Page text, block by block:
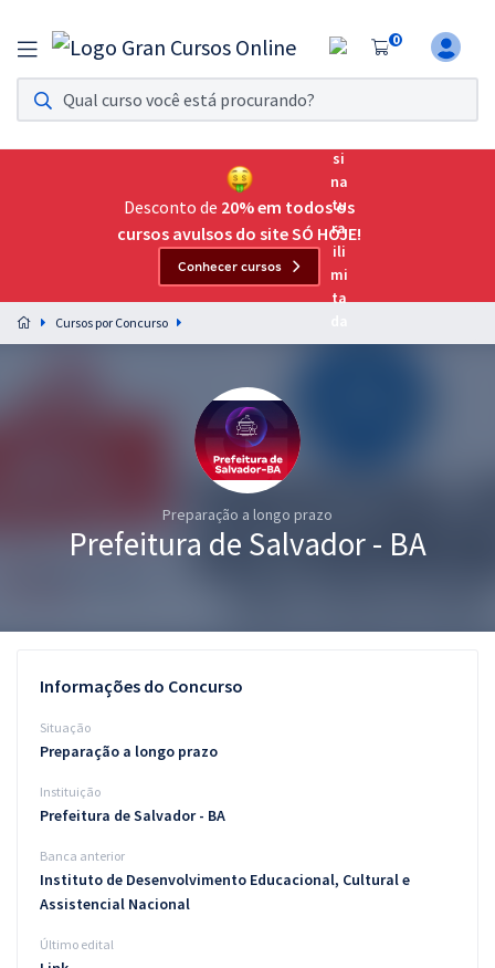
0
Assinatura Ilimitada 11
Acesso a todos os cursos. Teste grátis por 7 dias!
Assinatura OAB Até Passar
Acesso ilimitado a toda preparação para o Exame da
Preparação completa e intensiva para as principais
residências em saúde do Brasil
Graduação
Questões grátis
Blog
Aprovados
Desconto de 20% em todos os
cursos avulsos do site SÓ HOJE!
Conhecer cursos
Cursos por Concurso
Preparação a longo prazo
Prefeitura de Salvador - BA
Informações do Concurso
Situação
Preparação a longo prazo
Instituição
Prefeitura de Salvador - BA
Banca anterior
Instituto de Desenvolvimento Educacional, Cultural e
Assistencial Nacional
Último edital